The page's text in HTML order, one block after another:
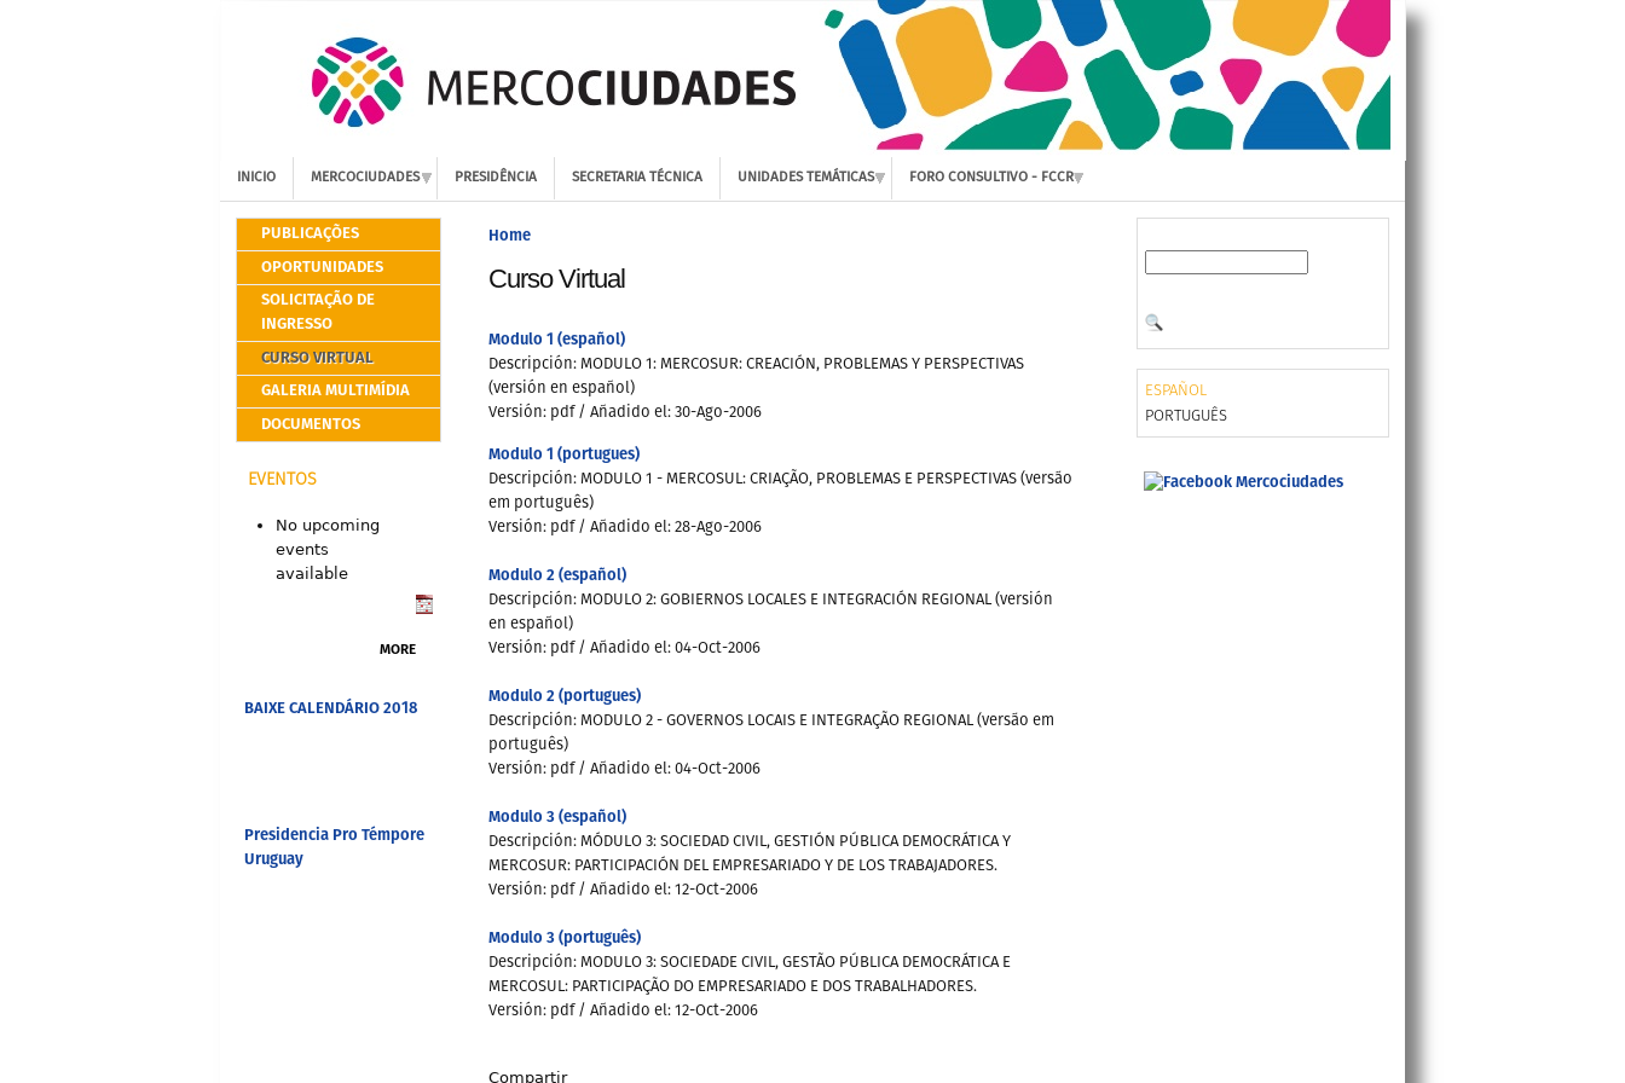
INICIO MERCOCIUDADES PRESIDÊNCIA SECRETARIA TÉCNICA UNIDADES TEMÁTICAS FORO CONSULTIVO - FCCR
PUBLICAÇÕES
OPORTUNIDADES
SOLICITAÇÃO DE
INGRESSO
CURSO VIRTUAL
GALERIA MULTIMÍDIA
DOCUMENTOS
EVENTOS
No upcoming
events
available
MORE
BAIXE CALENDÁRIO 2018
Presidencia Pro Témpore
Uruguay
Home
Curso Virtual
Modulo 1 (español)
Descripción: MODULO 1: MERCOSUR: CREACIÓN, PROBLEMAS Y PERSPECTIVAS
(versión en español)
Versión: pdf / Añadido el: 30-Ago-2006
Modulo 1 (portugues)
Descripción: MODULO 1 - MERCOSUL: CRIAÇÃO, PROBLEMAS E PERSPECTIVAS (versão
em português)
Versión: pdf / Añadido el: 28-Ago-2006
Modulo 2 (español)
Descripción: MODULO 2: GOBIERNOS LOCALES E INTEGRACIÓN REGIONAL (versión
en español)
Versión: pdf / Añadido el: 04-Oct-2006
Modulo 2 (portugues)
Descripción: MODULO 2 - GOVERNOS LOCAIS E INTEGRAÇÃO REGIONAL (versão em
português)
Versión: pdf / Añadido el: 04-Oct-2006
Modulo 3 (español)
Descripción: MÓDULO 3: SOCIEDAD CIVIL, GESTIÓN PÚBLICA DEMOCRÁTICA Y
MERCOSUR: PARTICIPACIÓN DEL EMPRESARIADO Y DE LOS TRABAJADORES.
Versión: pdf / Añadido el: 12-Oct-2006
Modulo 3 (português)
Descripción: MODULO 3: SOCIEDADE CIVIL, GESTÃO PÚBLICA DEMOCRÁTICA E
MERCOSUL: PARTICIPAÇÃO DO EMPRESARIADO E DOS TRABALHADORES.
Versión: pdf / Añadido el: 12-Oct-2006
Compartir
ESPAÑOL
PORTUGUÊS